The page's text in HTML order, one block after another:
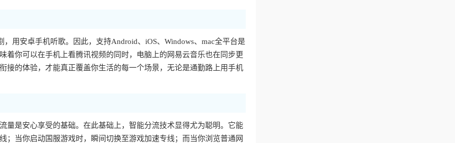
用安卓手机听歌。因此，支持Android、iOS、Windows、mac全平台是
着你可以在手机上看腾讯视频的同时，电脑上的网易云音乐也在同步更
接的体验，才能真正覆盖你生活的每一个场景，无论是通勤路上用手机
量是安心享受的基础。在此基础上，智能分流技术显得尤为聪明。它能
；当你启动国服游戏时，瞬间切换至游戏加速专线；而当你浏览普通网